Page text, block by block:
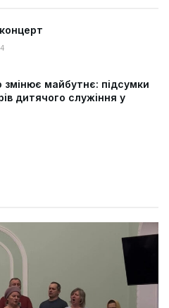
майбутнє: підсумки
дитячого служіння у